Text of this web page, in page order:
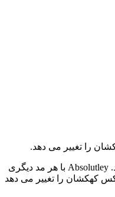
را تغییر می دهد.
بر عملکرد و دستاوردها تأثیر نمی گذارد. Absolutley با هر مد دیگری
کهکشان را تغییر می دهد